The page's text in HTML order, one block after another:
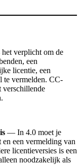
verplicht om de
een
licentie, een
te vermelden. CC-
verschillende
— In 4.0 moet je
een vermelding van
licentieversies is een
noodzakelijk als